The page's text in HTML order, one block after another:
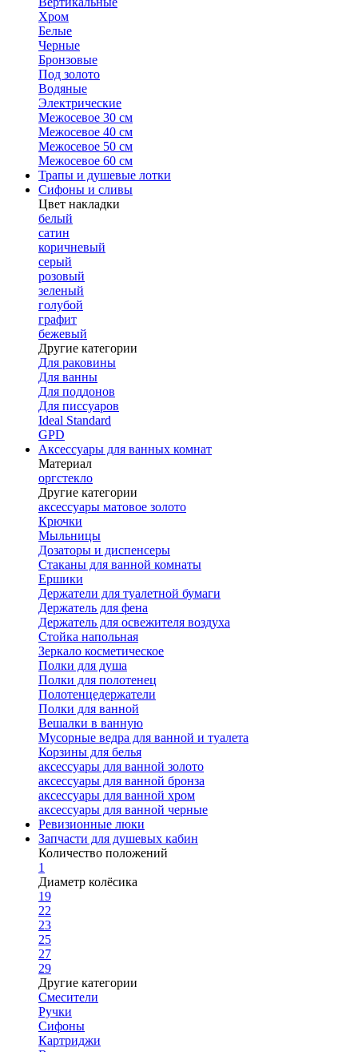
Хром
Белые
Черные
Бронзовые
Под золото
Водяные
Электрические
Межосевое 30 см
Межосевое 40 см
Межосевое 50 см
Межосевое 60 см
Трапы и душевые лотки
Сифоны и сливы
Цвет накладки
белый
сатин
коричневый
серый
розовый
зеленый
голубой
графит
бежевый
Другие категории
Для раковины
Для ванны
Для поддонов
Для писсуаров
Ideal Standard
GPD
Аксессуары для ванных комнат
Материал
оргстекло
Другие категории
аксессуары матовое золото
Крючки
Мыльницы
Дозаторы и диспенсеры
Стаканы для ванной комнаты
Ершики
Держатели для туалетной бумаги
Держатель для фена
Держатель для освежителя воздуха
Стойка напольная
Зеркало косметическое
Полки для душа
Полки для полотенец
Полотенцедержатели
Полки для ванной
Вешалки в ванную
Мусорные ведра для ванной и туалета
Корзины для белья
аксессуары для ванной золото
аксессуары для ванной бронза
аксессуары для ванной хром
аксессуары для ванной черные
Ревизионные люки
Запчасти для душевых кабин
Количество положений
1
Диаметр колёсика
19
22
23
25
27
29
Другие категории
Смесители
Ручки
Сифоны
Картриджи